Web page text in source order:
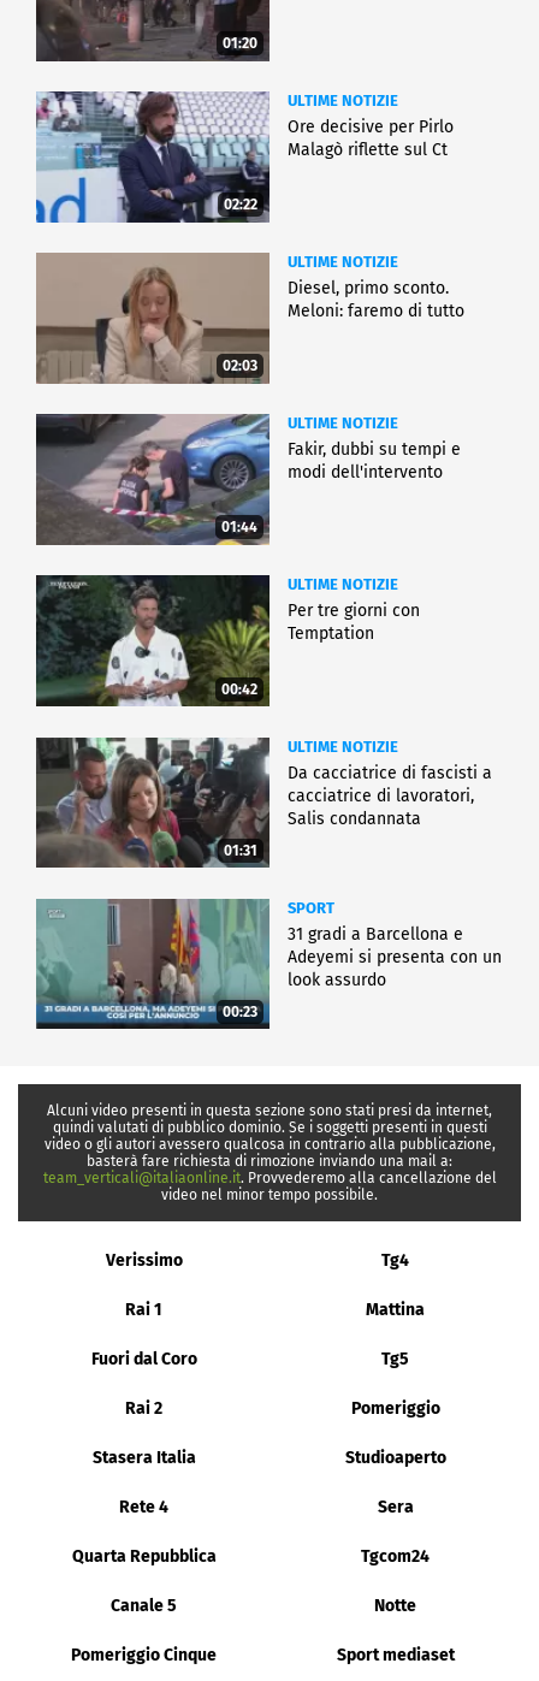
01:20
02:22
ULTIME NOTIZIE
Ore decisive per Pirlo
Malagò riflette sul Ct
02:03
ULTIME NOTIZIE
Diesel, primo sconto.
Meloni: faremo di tutto
01:44
ULTIME NOTIZIE
Fakir, dubbi su tempi e
modi dell'intervento
00:42
ULTIME NOTIZIE
Per tre giorni con
Temptation
01:31
ULTIME NOTIZIE
Da cacciatrice di fascisti a
cacciatrice di lavoratori,
Salis condannata
00:23
SPORT
31 gradi a Barcellona e
Adeyemi si presenta con un
look assurdo
Alcuni video presenti in questa sezione sono stati presi da internet,
quindi valutati di pubblico dominio. Se i soggetti presenti in questi
video o gli autori avessero qualcosa in contrario alla pubblicazione,
basterà fare richiesta di rimozione inviando una mail a:
team_verticali@italiaonline.it. Provvederemo alla cancellazione del
video nel minor tempo possibile.
Verissimo Tg4
Rai 1 Mattina
Fuori dal Coro Tg5
Rai 2 Pomeriggio
Stasera Italia Studioaperto
Rete 4 Sera
Quarta Repubblica Tgcom24
Canale 5 Notte
Pomeriggio Cinque Sport mediaset